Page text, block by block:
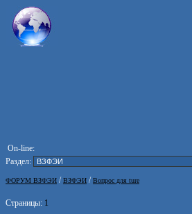
On-line:
Раздел:
ФОРУМ ВЗФЭИ /ВЗФЭИ /Вопрос для ture
Страницы: 1